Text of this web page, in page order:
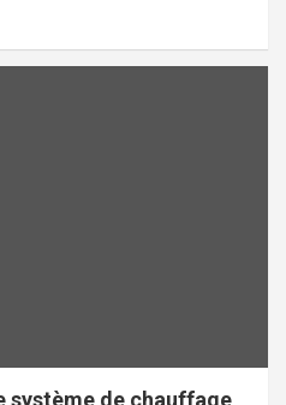
système de chauffage